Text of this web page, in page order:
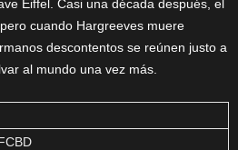
Eiffel. Casi una década después, el
cuando Hargreeves muere
descontentos se reúnen justo a
al mundo una vez más.